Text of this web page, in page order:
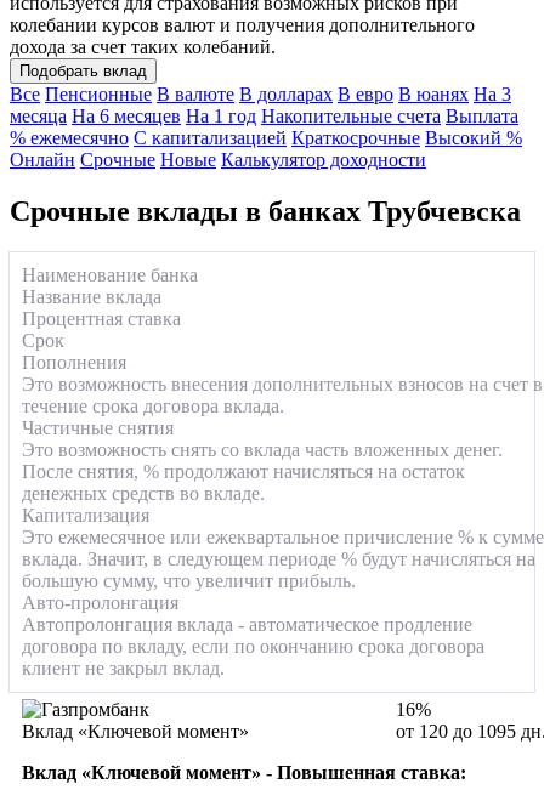
колебании курсов валют и получения дополнительного
дохода за счет таких колебаний.
Подобрать вклад
Все Пенсионные В валюте В долларах В евро В юанях На 3
месяца На 6 месяцев На 1 год Накопительные счета Выплата
% ежемесячно С капитализацией Краткосрочные Высокий %
Онлайн Срочные Новые Калькулятор доходности
Срочные вклады в банках Трубчевска
Наименование банка
Название вклада
Процентная ставка
Срок
Пополнения
Это возможность внесения дополнительных взносов на счет в
течение срока договора вклада.
Частичные снятия
Это возможность снять со вклада часть вложенных денег.
После снятия, % продолжают начисляться на остаток
денежных средств во вкладе.
Капитализация
Это ежемесячное или ежеквартальное причисление % к сумме
вклада. Значит, в следующем периоде % будут начисляться на
большую сумму, что увеличит прибыль.
Авто-пролонгация
Автопролонгация вклада - автоматическое продление
договора по вкладу, если по окончанию срока договора
клиент не закрыл вклад.
Вклад «Ключевой момент»
16%
от 120 до 1095
Вклад «Ключевой момент» - Повышенная ставка: